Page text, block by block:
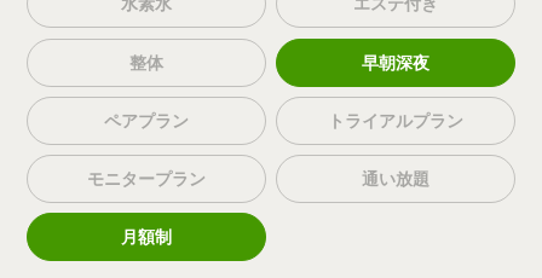
水素水 エステ付き
整体 早朝深夜
ペアプラン トライアルプラン
モニタープラン 通い放題
月額制